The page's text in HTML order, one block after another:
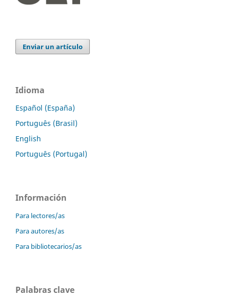
Enviar un artículo
Idioma
Español (España)
Português (Brasil)
English
Português (Portugal)
Información
Para lectores/as
Para autores/as
Para bibliotecarios/as
Palabras clave